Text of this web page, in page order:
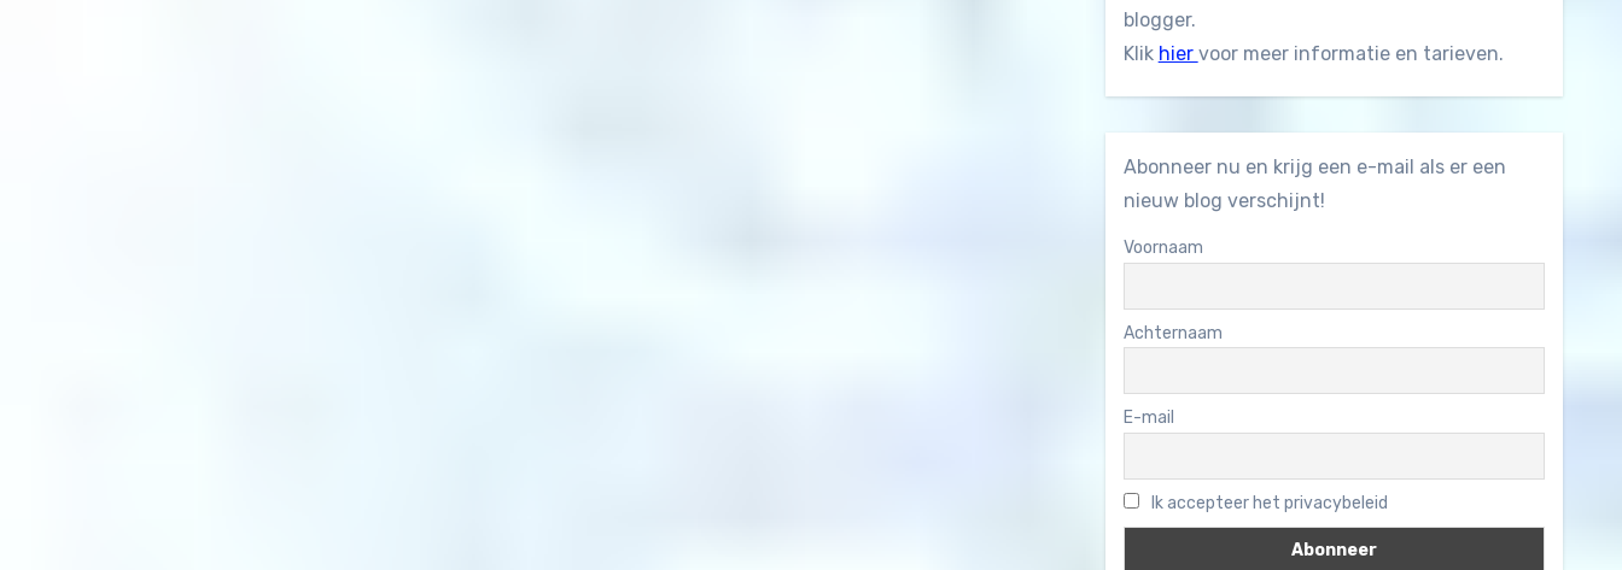
blogger.
Klik hier voor meer informatie en tarieven.
Abonneer nu en krijg een e-mail als er een
nieuw blog verschijnt!
Voornaam
Achternaam
E-mail
Ik accepteer het privacybeleid